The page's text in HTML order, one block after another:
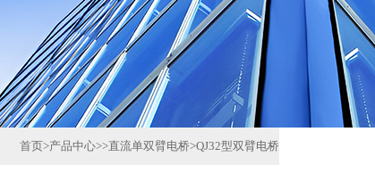
首页>产品中心>>直流单双臂电桥>QJ32型双臂电桥